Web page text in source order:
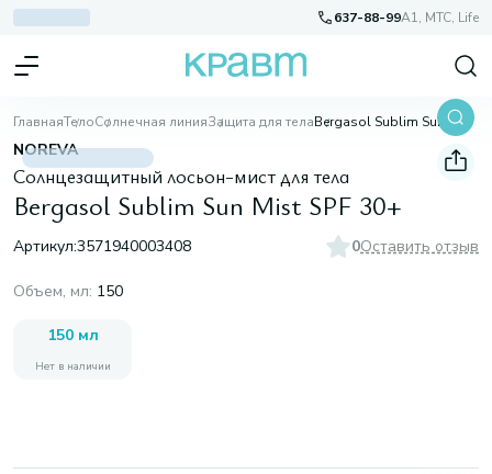
637-88-99A1, МТС, Life
ГлавнаяТелоСолнечная линияЗащита для тела Bergasol Sublim Sun Mist SPF 30+
NOREVA
Солнцезащитный лосьон-мист для тела
Bergasol Sublim Sun Mist SPF 30+
Артикул:3571940003408 0Оставить отзыв
Объем, мл: 150
150 мл
Нет в наличии